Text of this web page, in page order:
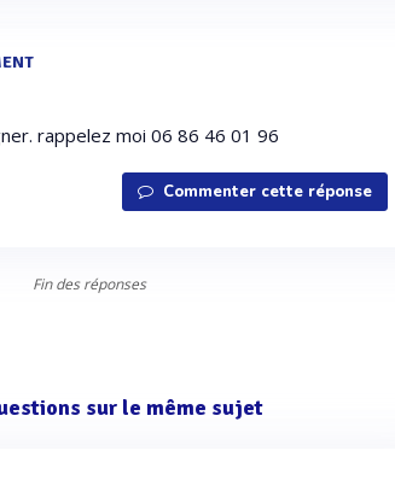
rappelez moi 06 86 46 01 96
Commenter cette réponse
Fin des réponses
sur le même sujet